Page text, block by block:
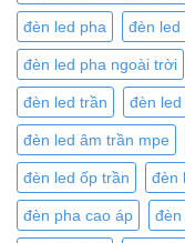
đèn led pha đèn
đèn led pha ngoài trời
đèn led trần đèn
đèn led âm trần mpe
đèn led ốp trần đèn
đèn pha cao áp